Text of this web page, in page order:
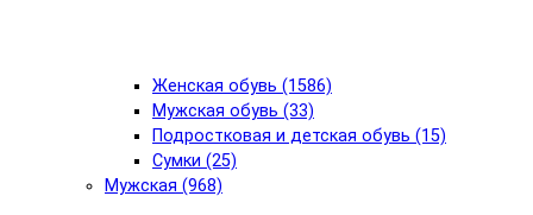
Женская обувь (1586)
Мужская обувь (33)
Подростковая и детская обувь (15)
Сумки (25)
Мужская (968)